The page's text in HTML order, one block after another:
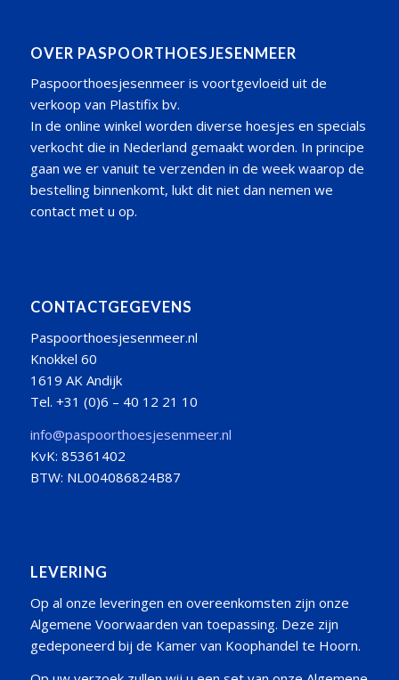
OVER PASPOORTHOESJESENMEER
Paspoorthoesjesenmeer is voortgevloeid uit de
verkoop van Plastifix bv.
In de online winkel worden diverse hoesjes en specials
verkocht die in Nederland gemaakt worden. In principe
gaan we er vanuit te verzenden in de week waarop de
bestelling binnenkomt, lukt dit niet dan nemen we
contact met u op.
CONTACTGEGEVENS
Paspoorthoesjesenmeer.nl
Knokkel 60
1619 AK Andijk
Tel. +31 (0)6 – 40 12 21 10
info@paspoorthoesjesenmeer.nl
KvK: 85361402
BTW: NL004086824B87
LEVERING
Op al onze leveringen en overeenkomsten zijn onze
Algemene Voorwaarden van toepassing. Deze zijn
gedeponeerd bij de Kamer van Koophandel te Hoorn.